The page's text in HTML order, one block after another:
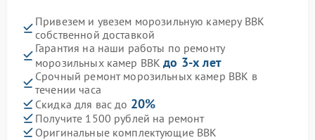
Привезем и увезем морозильную камеру BBK
собственной доставкой
Гарантия на наши работы по ремонту
морозильных камер BBKдо 3-х лет
Срочный ремонт морозильных камер BBK в
течении часа
Скидка для вас до 20%
Получите 1500 рублей на ремонт
Оригинальные комплектующие BBK